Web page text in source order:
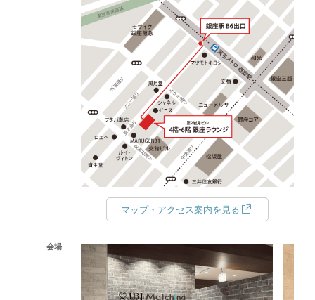
マップ・アクセス案内を見る
会場